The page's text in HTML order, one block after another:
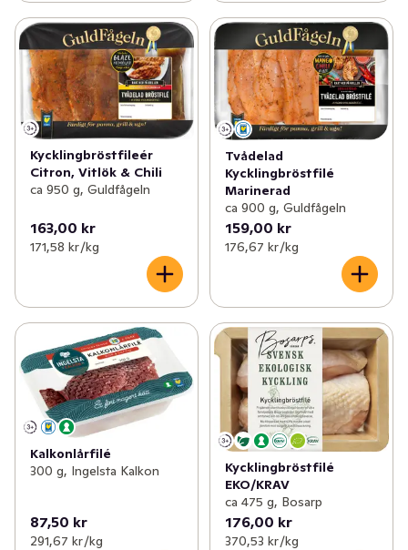
Kycklingbröstfileér
Citron, Vitlök & Chili
ca 950 g, Guldfågeln
163,00 kr
171,58 kr /kg
Tvådelad
Kycklingbröstfilé
Marinerad
ca 900 g, Guldfågeln
159,00 kr
176,67 kr /kg
Kalkonlårfilé
300 g, Ingelsta Kalkon
87,50 kr
291,67 kr /kg
Kycklingbröstfilé
EKO/KRAV
ca 475 g, Bosarp
176,00 kr
370,53 kr /kg